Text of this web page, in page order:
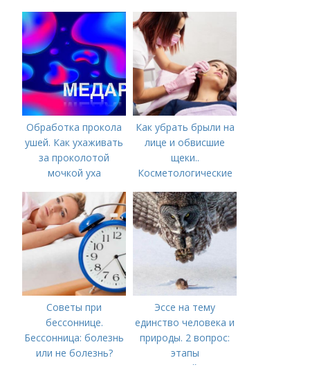
Обработка прокола
ушей. Как ухаживать
за проколотой
мочкой уха
Как убрать брыли на
лице и обвисшие
щеки..
Косметологические
Советы при
бессоннице.
Бессонница: болезнь
или не болезнь?
Эссе на тему
единство человека и
природы. 2 вопрос:
этапы
взаимодействия